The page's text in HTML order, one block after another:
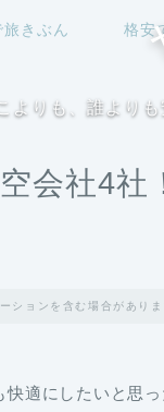
きぶん 格安
よりも、誰より
会社4社
ションを含む場合がありま
適にしたいと思